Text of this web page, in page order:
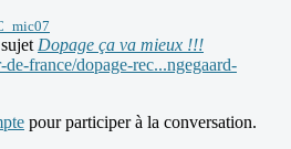
Dopage ça va mieux !!!
france/dopage-rec...ngegaard-
pour participer à la conversation.